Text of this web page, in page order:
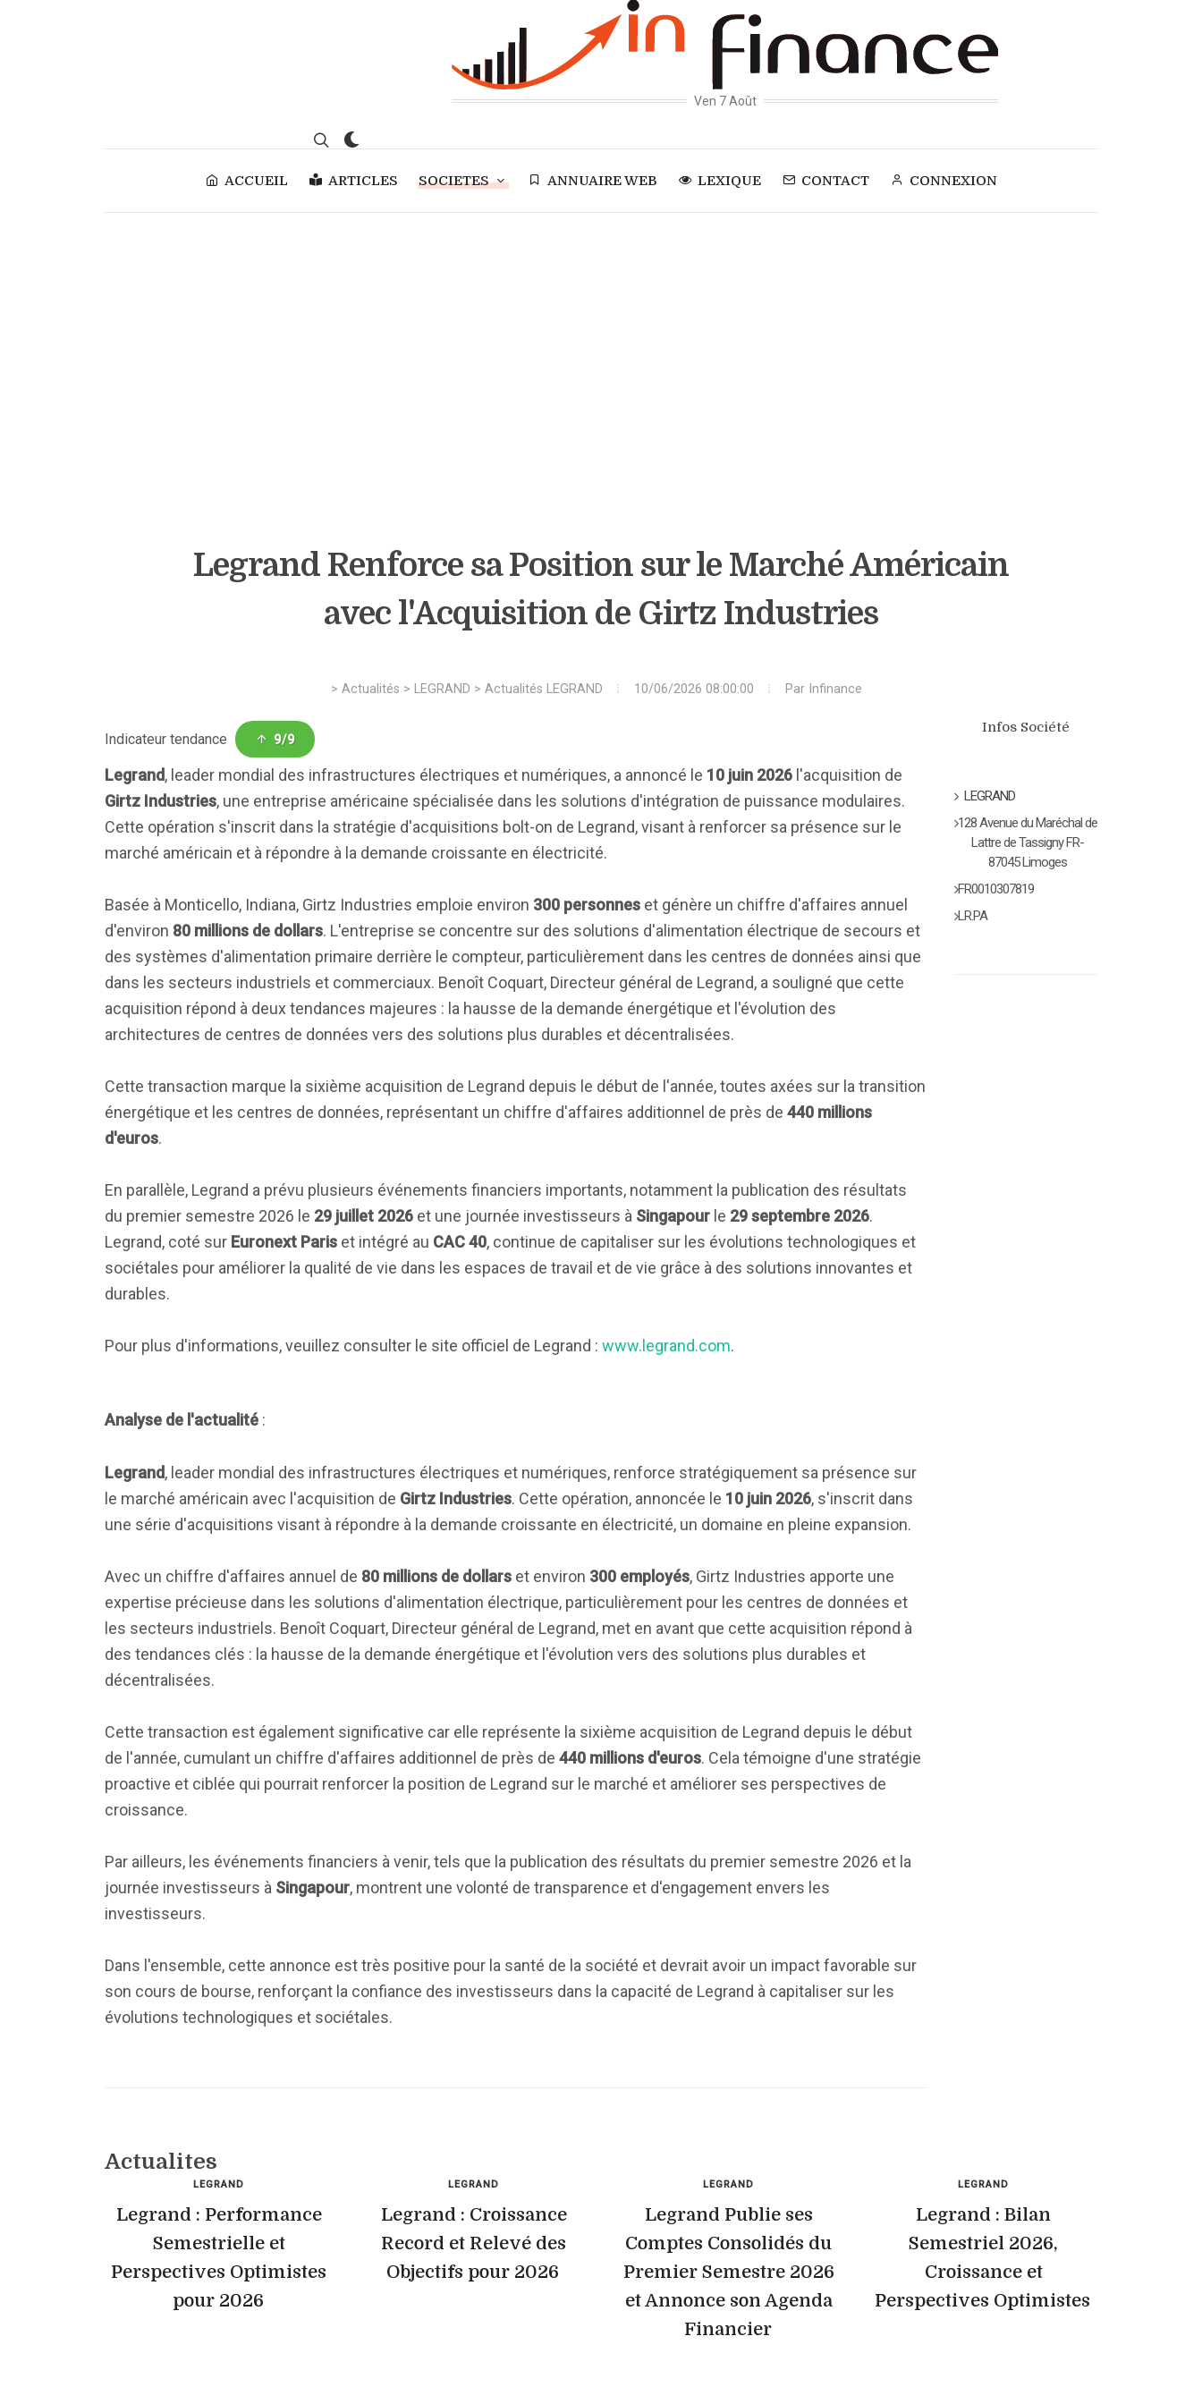
Ven 7 Août
ACCUEIL ARTICLES SOCIETES ANNUAIRE WEB LEXIQUE CONTACT CONNEXION
Legrand Renforce sa Position sur le Marché Américain
avec l'Acquisition de Girtz Industries
> Actualités > LEGRAND > Actualités LEGRAND 10/06/2026 08:00:00 Par Infinance
Indicateur tendance 9/9
Legrand, leader mondial des infrastructures électriques et numériques, a annoncé le 10 juin 2026 l'acquisition de
Girtz Industries, une entreprise américaine spécialisée dans les solutions d'intégration de puissance modulaires.
Cette opération s'inscrit dans la stratégie d'acquisitions bolt-on de Legrand, visant à renforcer sa présence sur le
marché américain et à répondre à la demande croissante en électricité.
Basée à Monticello, Indiana, Girtz Industries emploie environ 300 personnes et génère un chiffre d'affaires annuel
d'environ 80 millions de dollars. L'entreprise se concentre sur des solutions d'alimentation électrique de secours et
des systèmes d'alimentation primaire derrière le compteur, particulièrement dans les centres de données ainsi que
dans les secteurs industriels et commerciaux. Benoît Coquart, Directeur général de Legrand, a souligné que cette
acquisition répond à deux tendances majeures : la hausse de la demande énergétique et l'évolution des
architectures de centres de données vers des solutions plus durables et décentralisées.
Cette transaction marque la sixième acquisition de Legrand depuis le début de l'année, toutes axées sur la transition
énergétique et les centres de données, représentant un chiffre d'affaires additionnel de près de 440 millions
d'euros.
En parallèle, Legrand a prévu plusieurs événements financiers importants, notamment la publication des résultats
du premier semestre 2026 le 29 juillet 2026 et une journée investisseurs à Singapour le 29 septembre 2026.
Legrand, coté sur Euronext Paris et intégré au CAC 40, continue de capitaliser sur les évolutions technologiques et
sociétales pour améliorer la qualité de vie dans les espaces de travail et de vie grâce à des solutions innovantes et
durables.
Pour plus d'informations, veuillez consulter le site officiel de Legrand : www.legrand.com.
Analyse de l'actualité :
Legrand, leader mondial des infrastructures électriques et numériques, renforce stratégiquement sa présence sur
le marché américain avec l'acquisition de Girtz Industries. Cette opération, annoncée le 10 juin 2026, s'inscrit dans
une série d'acquisitions visant à répondre à la demande croissante en électricité, un domaine en pleine expansion.
Avec un chiffre d'affaires annuel de 80 millions de dollars et environ 300 employés, Girtz Industries apporte une
expertise précieuse dans les solutions d'alimentation électrique, particulièrement pour les centres de données et
les secteurs industriels. Benoît Coquart, Directeur général de Legrand, met en avant que cette acquisition répond à
des tendances clés : la hausse de la demande énergétique et l'évolution vers des solutions plus durables et
décentralisées.
Cette transaction est également significative car elle représente la sixième acquisition de Legrand depuis le début
de l'année, cumulant un chiffre d'affaires additionnel de près de 440 millions d'euros. Cela témoigne d'une stratégie
proactive et ciblée qui pourrait renforcer la position de Legrand sur le marché et améliorer ses perspectives de
croissance.
Par ailleurs, les événements financiers à venir, tels que la publication des résultats du premier semestre 2026 et la
journée investisseurs à Singapour, montrent une volonté de transparence et d'engagement envers les
investisseurs.
Dans l'ensemble, cette annonce est très positive pour la santé de la société et devrait avoir un impact favorable sur
son cours de bourse, renforçant la confiance des investisseurs dans la capacité de Legrand à capitaliser sur les
évolutions technologiques et sociétales.
Infos Société
LEGRAND
128 Avenue du Maréchal de
Lattre de Tassigny FR-
87045 Limoges
FR0010307819
LR.PA
Actualites
LEGRAND
Legrand : Performance
Semestrielle et
Perspectives Optimistes
pour 2026
LEGRAND
Legrand : Croissance
Record et Relevé des
Objectifs pour 2026
LEGRAND
Legrand Publie ses
Comptes Consolidés du
Premier Semestre 2026
et Annonce son Agenda
Financier
LEGRAND
Legrand : Bilan
Semestriel 2026,
Croissance et
Perspectives Optimistes